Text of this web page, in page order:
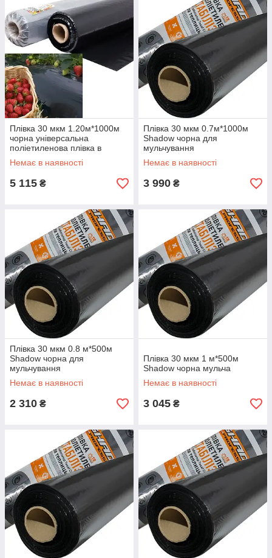
Плівка 30 мкм 1.20м*1000м
чорна універсальна
поліетиленова плівка в
рулонах від виробника
Немає в наявності
5 115 ₴
Плівка 30 мкм 0.7м*1000м
Shadow чорна для
мульчування
Немає в наявності
3 990 ₴
Плівка 30 мкм 0.8 м*500м
Shadow чорна для
мульчування
Немає в наявності
2 310 ₴
Плівка 30 мкм 1 м*500м
Shadow чорна мульча
Немає в наявності
3 045 ₴